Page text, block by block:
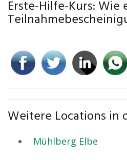
Erste-Hilfe-Kurs:
Weitere Locations in
Mühlberg Elbe